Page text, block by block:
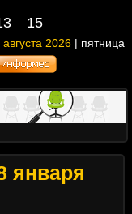
15
августа 2026 | пятница
января